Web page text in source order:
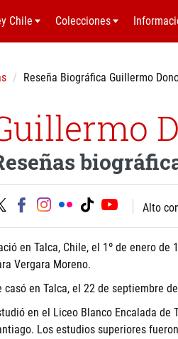
Chile Colecciones
Reseña Biográfica Guillermo
Alto
en Talca, Chile, el 1º de enero
Vergara Moreno.
casó en Talca, el 22 de septiembre
en el Liceo Blanco Encalada de
Los estudios superiores